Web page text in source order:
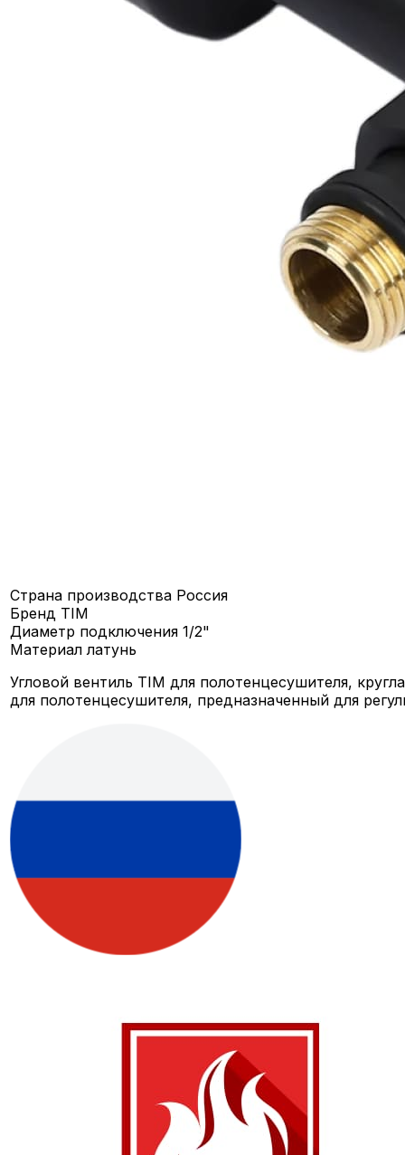
Страна производства Россия
Бренд TIM
Диаметр подключения1/2"
Материаллатунь
Угловой вентиль TIM для полотенцесушителя,
для полотенцесушителя, предназначенный для